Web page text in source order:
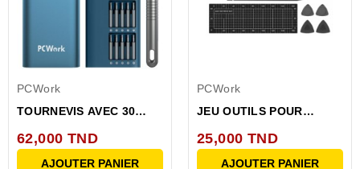
PCWork
TOURNEVIS AVEC 30
62,000 TND
AJOUTER PANIER
PCWork
JEU OUTILS POUR
TELEPHONES...
25,000 TND
AJOUTER PANIER